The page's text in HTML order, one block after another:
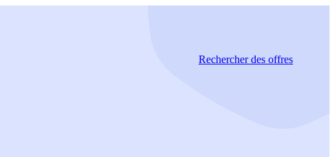
Rechercherdes offres